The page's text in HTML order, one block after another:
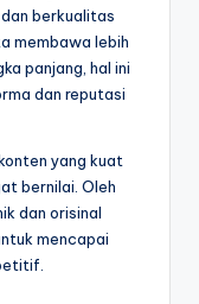
berkualitas
membawa lebih
panjang, hal ini
dan reputasi
yang kuat
bernilai. Oleh
dan orisinal
mencapai